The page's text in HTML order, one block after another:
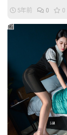
5年前 0 0